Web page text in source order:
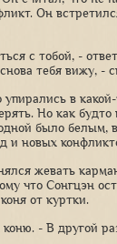
Он
с тобой, -
тебя вижу, -
в
Но как
было белым,
и новых
жевать
что Сонгцэн
от куртки.
коню. - В другой